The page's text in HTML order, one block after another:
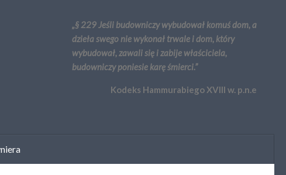
„§ 229 Jeśli budowniczy wybudował komuś dom, a
dzieła swego nie wykonał trwale i dom, który
wybudował, zawali się i zabije właściciela,
budowniczy poniesie karę śmierci.”
Kodeks Hammurabiego XVIII w. p.n.e